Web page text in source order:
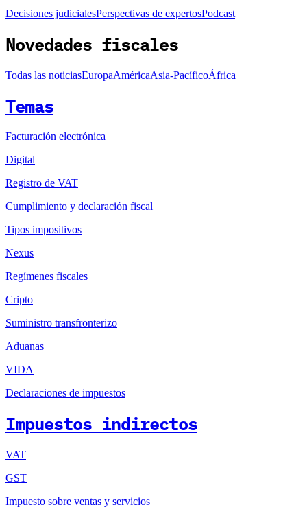
Decisiones judicialesPerspectivas de expertosPodcast
Novedades fiscales
Todas las noticiasEuropaAméricaAsia-PacíficoÁfrica
Temas
Facturación electrónica
Digital
Registro de VAT
Cumplimiento y declaración fiscal
Tipos impositivos
Nexus
Regímenes fiscales
Cripto
Suministro transfronterizo
Aduanas
VIDA
Declaraciones de impuestos
Impuestos indirectos
VAT
GST
Impuesto sobre ventas y servicios